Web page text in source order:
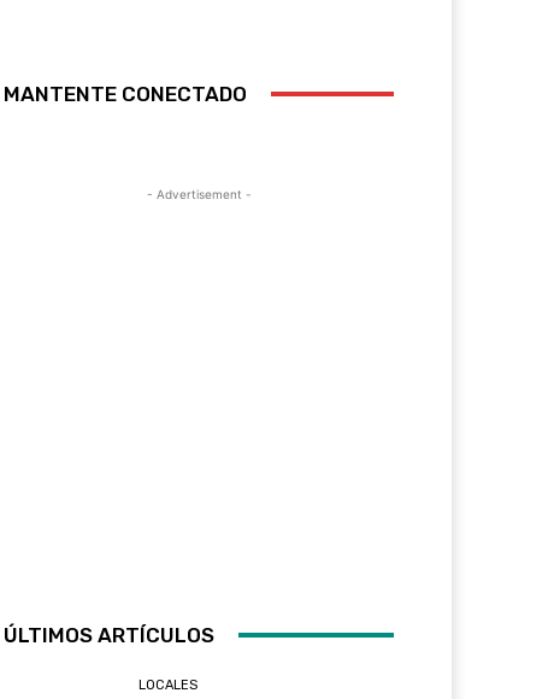
MANTENTE CONECTADO
- Advertisement -
ÚLTIMOS ARTÍCULOS
LOCALES